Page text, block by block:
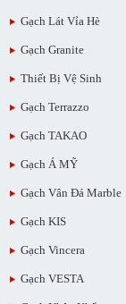
Gạch Lát Vỉa Hè
Gạch Granite
Thiết Bị Vệ Sinh
Gạch Terrazzo
Gạch TAKAO
Gạch Á MỸ
Gạch Vân Đá Marble
Gạch KIS
Gạch Vincera
Gạch VESTA